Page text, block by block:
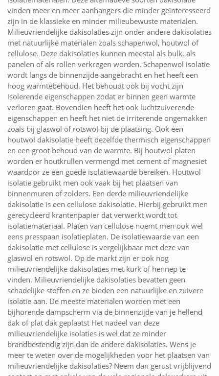
vinden meer en meer aanhangers die minder geïnteresseerd
zijn in de klassieke en minder milieubewuste materialen.
Milieuvriendelijke dakisolaties zijn onder andere dakisolaties
met natuurlijke materialen zoals schapenwol, houtwol of
cellulose. Deze dakisolaties kunnen meestal als bulk, als
panelen of als rollen verkregen worden. Schapenwol isolatie
wordt langs de binnenzijde aangebracht en het heeft een
hoog warmtebehoud. Het behoudt ook bij vocht zijn
isolerende eigenschappen zodat er binnen geen warmte
verloren gaat. Bovendien heeft het ook luchtzuiverende
eigenschappen en heeft het niet de irriterende ongemakken
zoals bij glaswol of rotswol bij de plaatsing. Ook een
houtwol dakisolatie heeft dezelfde thermisch eigenschappen
en een groot behoud van de warmte. Bij houtwol platen
worden er houtkrullen vermengd met cement of magnesiet
waardoor ze een goede isolatiewaarde bereiken. Houtwol
isolatie gebruikt men ook vaak bij het plaatsen van
binnenmuren of zolders. Een derde milieuvriendelijke
dakisolatie is een cellulose dakisolatie. Hierbij gebruikt men
gerecycleerd krantenpapier dat verwerkt wordt tot
isolatiemateriaal. Platen van cellulose noemt men ook wel
eens presspaan isolatieplaten. De isolatiewaarde van een
dakisolatie met cellulose is vergelijkbaar met deze van
glaswol en rotswol. Op de markt zijn er ook nog
milieuvriendelijke dakisolaties met kurk of hennep te
vinden. Milieuvriendelijke dakisolaties bevatten geen
schadelijke stoffen en ze bieden een natuurlijke en zuivere
isolatie aan. De meeste materialen worden met een
bijhorende dampscherm via de binnenzijde van je hellend
dak of plat dak geplaatst Het nadeel van deze
milieuvriendelijke isolaties is wel dat ze minder
brandbestendig zijn dan de andere dakisolaties. Wens je
meer te weten over de mogelijkheden voor het plaatsen van
milieuvriendelijke dakisolaties? Neem dan gerust vrijblijvend